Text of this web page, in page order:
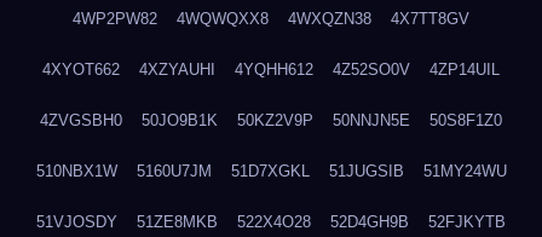
4WP2PW82 4WQWQXX8 4WXQZN38 4X7TT8GV
4XYOT662 4XZYAUHI 4YQHH612 4Z52SO0V 4ZP14UIL
4ZVGSBH0 50JO9B1K 50KZ2V9P 50NNJN5E 50S8F1Z0
510NBX1W 5160U7JM 51D7XGKL 51JUGSIB 51MY24WU
51VJOSDY 51ZE8MKB 522X4O28 52D4GH9B 52FJKYTB